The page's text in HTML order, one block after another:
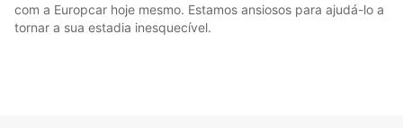
com a Europcar hoje mesmo. Estamos ansiosos para ajudá-lo a
tornar a sua estadia inesquecível.